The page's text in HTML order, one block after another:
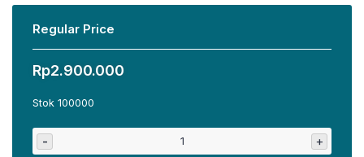
Regular Price
Rp2.900.000
Stok 100000
- +